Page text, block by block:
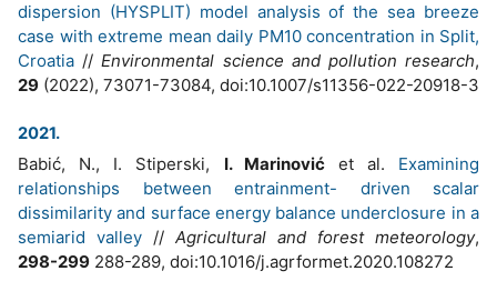
dispersion (HYSPLIT) model analysis of the sea breeze
case with extreme mean daily PM10 concentration in Split,
Croatia //Environmental science and pollution research,
29 (2022), 73071-73084, doi:10.1007/s11356-022-20918-3
2021.
Babić, N., I. Stiperski, I. Marinovićet al. Examining
relationships between entrainment- driven scalar
dissimilarity and surface energy balance underclosure in a
semiarid valley // Agricultural and forest meteorology,
298-299 288-289, doi:10.1016/j.agrformet.2020.108272